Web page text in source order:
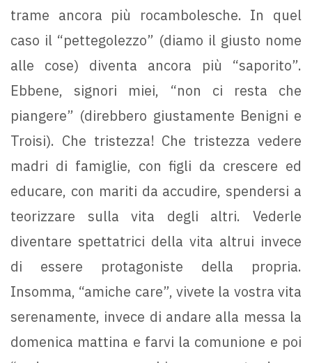
trame ancora più rocambolesche. In quel
caso il “pettegolezzo” (diamo il giusto nome
alle cose) diventa ancora più “saporito”.
Ebbene, signori miei, “non ci resta che
piangere” (direbbero giustamente Benigni e
Troisi). Che tristezza! Che tristezza vedere
madri di famiglie, con figli da crescere ed
educare, con mariti da accudire, spendersi a
teorizzare sulla vita degli altri. Vederle
diventare spettatrici della vita altrui invece
di essere protagoniste della propria.
Insomma, “amiche care”, vivete la vostra vita
serenamente, invece di andare alla messa la
domenica mattina e farvi la comunione e poi